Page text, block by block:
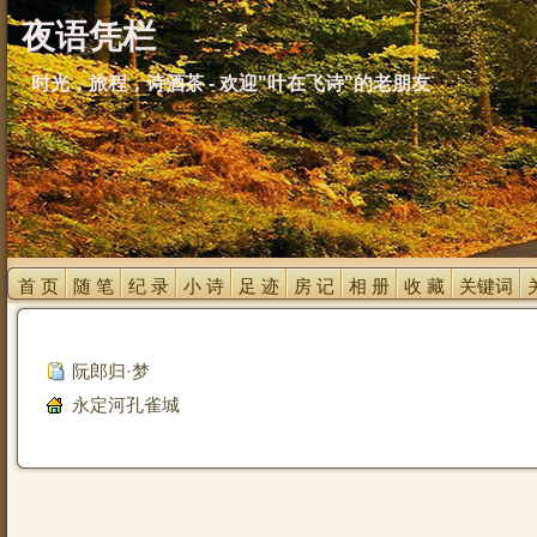
夜语凭栏
时光，旅程，诗酒茶 - 欢迎"叶在飞诗"的老朋友
首 页 随 笔 纪 录 小 诗 足 迹 房 记 相 册 收 藏 关键词
阮郎归·梦
永定河孔雀城